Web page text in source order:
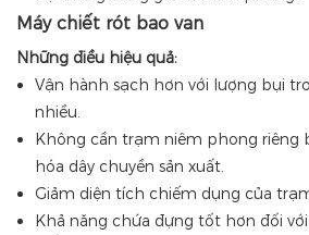
Máy chiết rót bao van
Những điều hiệu quả:
Vận hành sạch hơn với lượng bụi
nhiều.
Không cần trạm niêm phong riêng
hóa dây chuyền sản xuất.
Giảm diện tích chiếm dụng của
Khả năng chứa đựng tốt hơn đối